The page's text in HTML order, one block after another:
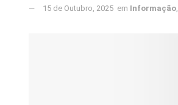
15 de Outubro, 2025 em Informação,